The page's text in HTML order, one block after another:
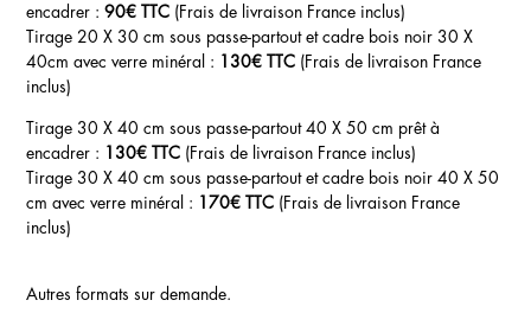
encadrer :90€ TTC (Frais de livraison France inclus)
Tirage 20 X 30 cm sous passe-partout et cadre bois noir 30 X
40cm avec verre minéral :
130€ TTC (Frais de livraison France
inclus)
Tirage 30 X 40 cm sous passe-partout 40 X 50 cm prêt à
encadrer :
130€ TTC (Frais de livraison France inclus)
Tirage 30 X 40 cm sous passe-partout et cadre bois noir 40 X 50
cm avec verre minéral :
170€ TTC (Frais de livraison France
inclus)
Autres formats sur demande.